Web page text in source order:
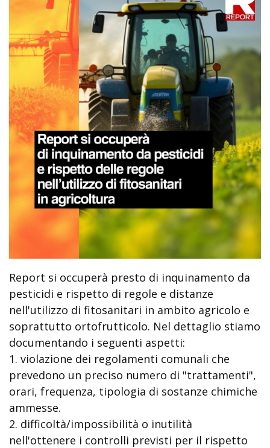
Report si occuperà presto di inquinamento da
pesticidi e rispetto di regole e distanze
nell'utilizzo di fitosanitari in ambito agricolo e
soprattutto ortofrutticolo. Nel dettaglio stiamo
documentando i seguenti aspetti:
1. violazione dei regolamenti comunali che
prevedono un preciso numero di "trattamenti",
orari, frequenza, tipologia di sostanze chimiche
ammesse.
2. difficoltà/impossibilità o inutilità
nell'ottenere i controlli previsti per il rispetto